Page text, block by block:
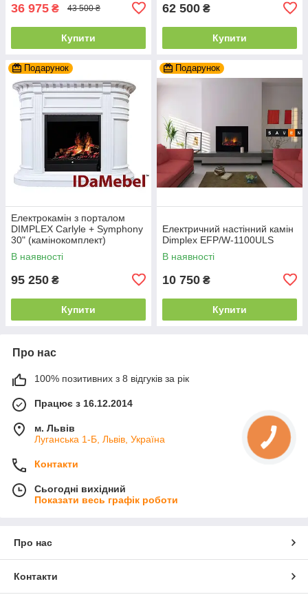
36 975 ₴ 43 500 ₴
Купити
62 500 ₴
Купити
Подарунок
Електрокамін з порталом
DIMPLEX Carlyle + Symphony
30" (камінокомплект)
В наявності
95 250 ₴
Купити
Подарунок
Електричний настінний камін
Dimplex EFP/W-1100ULS
В наявності
10 750 ₴
Купити
Про нас
100% позитивних з 8 відгуків за рік
Працює з 16.12.2014
м. Львів
Луганська 1-Б, Львів, Україна
Контакти
Сьогодні вихідний
Показати весь графік роботи
Про нас
Контакти